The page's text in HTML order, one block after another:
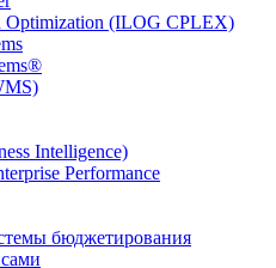
Optimization (ILOG CPLEX)
Intelligence)
Performance
бюджетирования